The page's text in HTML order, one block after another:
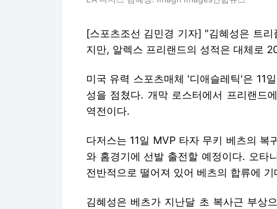
[스포츠조선 김민경 기자] "김혜성은 트
지만, 알렉스 프리랜드의 성적은 대체로
미국 유력 스포츠매체 '디애슬레틱'은 11
성을 점쳤다. 개막 로스터에서 프리랜드
역전이다.
다저스는 11일 MVP 타자 무키 베츠의 복
와 홈경기에 선발 출전할 예정이다. 오타
전반적으로 떨어져 있어 베츠의 합류에 기
김혜성은 베츠가 지난달 초 복사근 부상